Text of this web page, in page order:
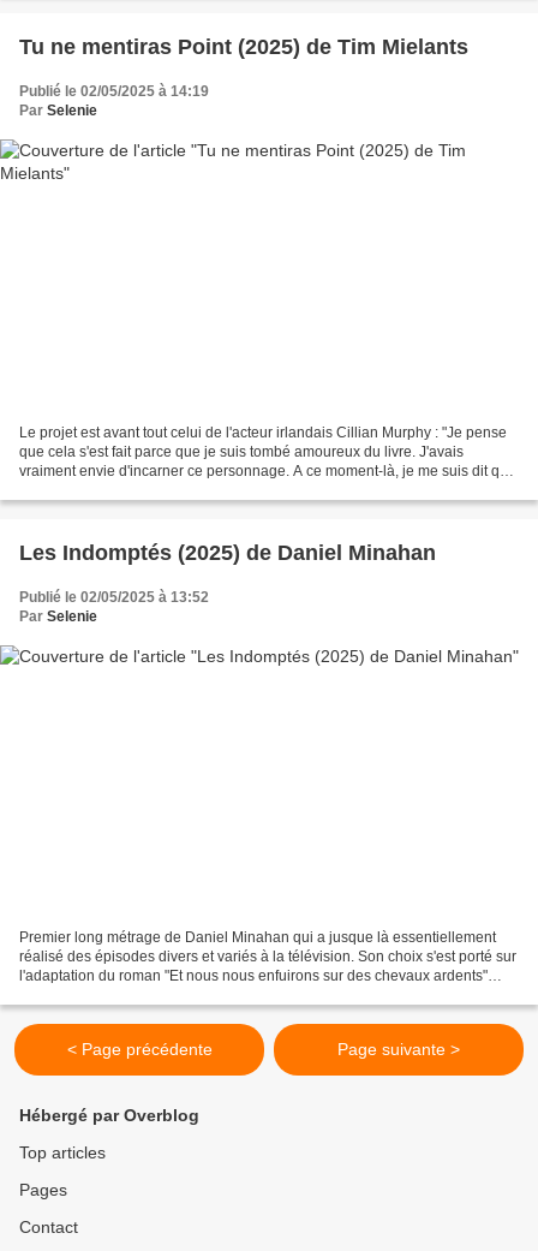
Tu ne mentiras Point (2025) de Tim Mielants
Publié le 02/05/2025 à 14:19
Par Selenie
Le projet est avant tout celui de l'acteur irlandais Cillian Murphy : "Je pense
que cela s'est fait parce que je suis tombé amoureux du livre. J'avais
vraiment envie d'incarner ce personnage. A ce moment-là, je me suis dit que
Les Indomptés (2025) de Daniel Minahan
Publié le 02/05/2025 à 13:52
Par Selenie
Premier long métrage de Daniel Minahan qui a jusque là essentiellement
réalisé des épisodes divers et variés à la télévision. Son choix s'est porté sur
l'adaptation du roman "Et nous nous enfuirons sur des chevaux ardents"
< Page précédente Page suivante >
Hébergé par Overblog
Top articles
Pages
Contact